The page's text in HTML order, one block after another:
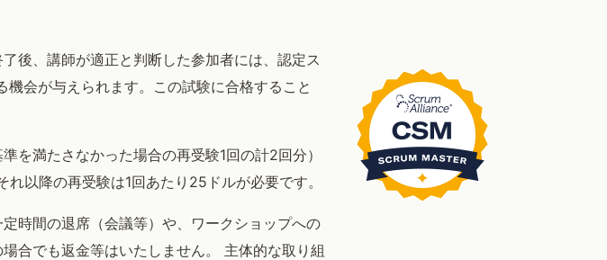
後、講師が適正と判断した参加者には、認定ス
会が与えられます。この試験に合格すること
満たさなかった場合の再受験1回の計2回分）
以降の再受験は1回あたり25ドルが必要です。
時間の退席（会議等）や、ワークショップへの
合でも返金等はいたしません。 主体的な取り組